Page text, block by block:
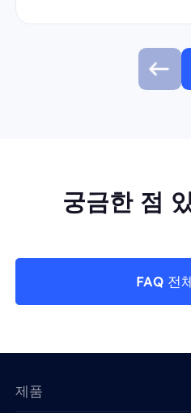
궁금한 점
FAQ 전
제품